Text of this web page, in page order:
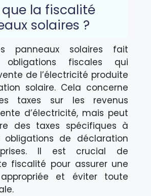
que la fiscalité
solaires ?
panneaux solaires fait
fiscales qui
de l’électricité produite
solaire. Cela concerne
taxes sur les revenus
d’électricité, mais peut
des taxes spécifiques à
obligations de déclaration
Il est crucial de
fiscalité pour assurer une
et éviter toute